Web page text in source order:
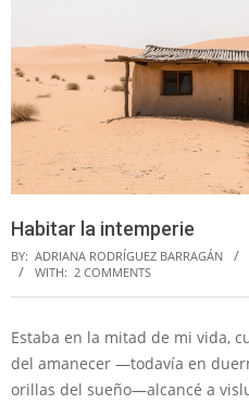
Habitar la intemperie
BY: ADRIANA RODRÍGUEZ BARRAGÁN
WITH: 2 COMMENTS
Estaba en la mitad de mi vida,
del amanecer —todavía en
orillas del sueño—alcancé a